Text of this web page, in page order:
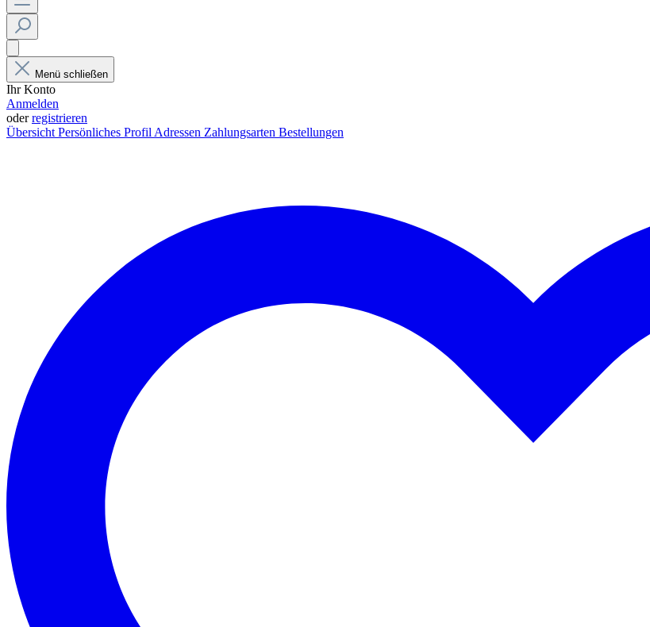
Menü schließen
Ihr Konto
Anmelden
oderregistrieren
ÜbersichtPersönliches ProfilAdressen Zahlungsarten Bestellungen